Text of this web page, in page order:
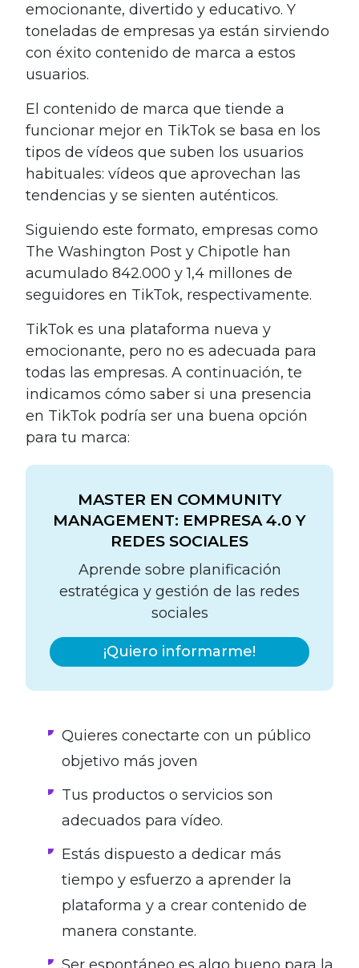
emocionante, divertido y educativo. Y
toneladas de empresas ya están sirviendo
con éxito contenido de marca a estos
usuarios.
El contenido de marca que tiende a
funcionar mejor en TikTok se basa en los
tipos de vídeos que suben los usuarios
habituales: vídeos que aprovechan las
tendencias y se sienten auténticos.
Siguiendo este formato, empresas como
The Washington Post y Chipotle han
acumulado 842.000 y 1,4 millones de
seguidores en TikTok, respectivamente.
TikTok es una plataforma nueva y
emocionante, pero no es adecuada para
todas las empresas. A continuación, te
indicamos cómo saber si una presencia
en TikTok podría ser una buena opción
para tu marca:
MASTER EN COMMUNITY
MANAGEMENT: EMPRESA 4.0 Y
REDES SOCIALES
Aprende sobre planificación
estratégica y gestión de las redes
sociales
¡Quiero informarme!
Quieres conectarte con un público
objetivo más joven
Tus productos o servicios son
adecuados para vídeo.
Estás dispuesto a dedicar más
tiempo y esfuerzo a aprender la
plataforma y a crear contenido de
manera constante.